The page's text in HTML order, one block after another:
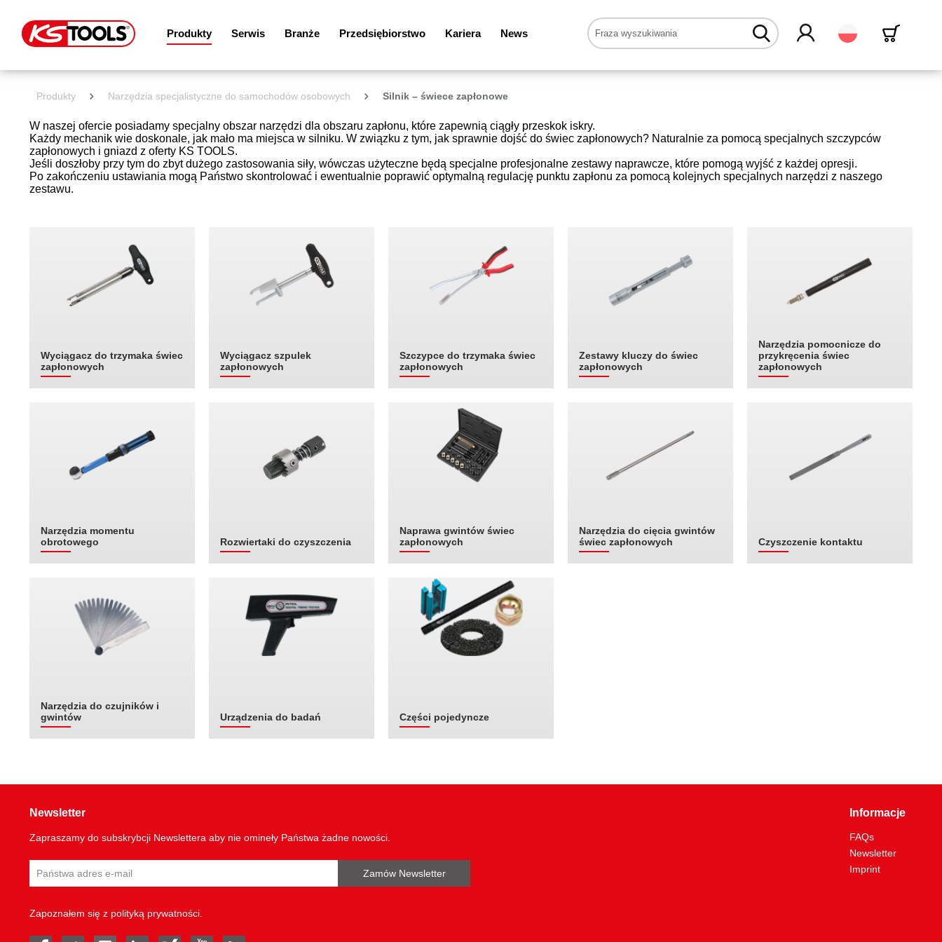
Produkty Serwis Branże Przedsiębiorstwo Kariera News Polski
Produkty Narzędzia specjalistyczne do samochodów osobowych Silnik – świece zapłonowe
W naszej ofercie posiadamy specjalny obszar narzędzi dla obszaru zapłonu, które zapewnią ciągły przeskok iskry.
Każdy mechanik wie doskonale, jak mało ma miejsca w silniku. W związku z tym, jak sprawnie dojść do świec zapłonowych? Naturalnie za pomocą specjalnych szczypców
zapłonowych i gniazd z oferty KS TOOLS.
Jeśli doszłoby przy tym do zbyt dużego zastosowania siły, wówczas użyteczne będą specjalne profesjonalne zestawy naprawcze, które pomogą wyjść z każdej opresji.
Po zakończeniu ustawiania mogą Państwo skontrolować i ewentualnie poprawić optymalną regulację punktu zapłonu za pomocą kolejnych specjalnych narzędzi z naszego
zestawu.
Wyciągacz do trzymaka świec
zapłonowych
Wyciągacz szpulek
zapłonowych
Szczypce do trzymaka świec
zapłonowych
Zestawy kluczy do świec
zapłonowych
Narzędzia pomocnicze do
przykręcenia świec
zapłonowych
Narzędzia momentu
obrotowego
Rozwiertaki do czyszczenia
Naprawa gwintów świec
zapłonowych
Narzędzia do cięcia gwintów
świec zapłonowych
Czyszczenie kontaktu
Narzędzia do czujników i
gwintów
Urządzenia do badań Części pojedyncze
Newsletter
Zapraszamy do subskrybcji Newslettera aby nie omineły Państwa żadne nowości.
Zamów Newsletter
Zapoznałem się z polityką prywatności
Informacje
FAQs
Newsletter
Imprint